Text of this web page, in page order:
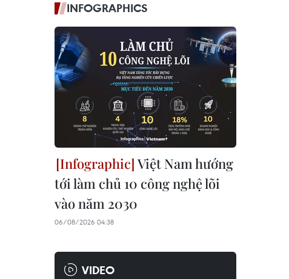
INFOGRAPHICS
Việt Nam hướng
tới làm chủ 10 công nghệ lõi
vào năm 2030
06/08/2026 04:38
VIDEO